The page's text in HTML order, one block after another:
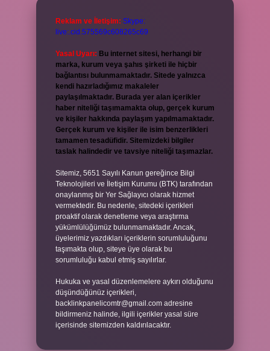
Reklam ve İletişim: Skype:
live:.cid.575569c608265c69
Yasal Uyarı: Bu internet sitesi, herhangi bir
marka, kurum veya şahıs şirketi ile hiçbir
bağlantısı bulunmamaktadır. Sitede yalnızca
kendi hazırladığımız makaleler
paylaşılmaktadır. Burada yer alan içerikler
haber niteliği taşımamakta olup, gerçek kurum
ve kişiler hakkında paylaşım yapılmamaktadır.
Gerçek kurum ve kişiler ile isim benzerlikleri
tamamen tesadüfidir. Sitemizdeki bilgiler
taslak halindedir ve tavsiye niteliği taşımazlar.
Sitemiz, 5651 Sayılı Kanun gereğince Bilgi
Teknolojileri ve İletişim Kurumu (BTK) tarafından
onaylanmış bir Yer Sağlayıcı olarak hizmet
vermektedir. Bu nedenle, sitedeki içerikleri
proaktif olarak denetleme veya araştırma
yükümlülüğümüz bulunmamaktadır. Ancak,
üyelerimiz yazdıkları içeriklerin sorumluluğunu
taşımakta olup, siteye üye olarak bu
sorumluluğu kabul etmiş sayılırlar.
Hukuka ve yasal düzenlemelere aykırı olduğunu
düşündüğünüz içerikleri,
backlinkpanelicomtr@gmail.com adresine
bildirmeniz halinde, ilgili içerikler yasal süre
içerisinde sitemizden kaldırılacaktır.